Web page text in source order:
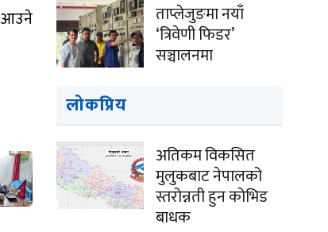
आउने
ताप्लेजुङमा नयाँ
‘त्रिवेणी फिडर’
सञ्चालनमा
लोकप्रिय
अतिकम विकसित
मुलुकबाट नेपालको
स्तरोन्नती हुन कोभिड
बाधक